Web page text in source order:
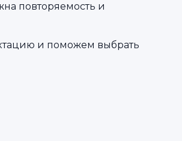
повторяемость и
и поможем выбрать